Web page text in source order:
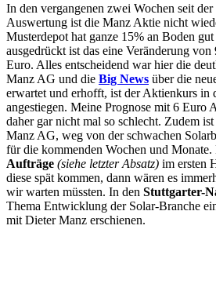
In den vergangenen zwei Wochen seit
Auswertung ist die Manz Aktie nicht
Musterdepot hat ganze 15% an Boden
ausgedrückt ist das eine Veränderung
Euro. Alles entscheidend war hier die
Manz AG und die Big News über die
erwartet und erhofft, ist der Aktienkurs in
angestiegen. Meine Prognose mit 6 Euro
daher gar nicht mal so schlecht. Zudem
Manz AG, weg von der schwachen
für die kommenden Wochen und Monate.
Aufträge (siehe letzter Absatz) im ersten
diese spät kommen, dann wären es
wir warten müssten. In den Stuttgarter-
Thema Entwicklung der Solar-Branche
mit Dieter Manz erschienen.